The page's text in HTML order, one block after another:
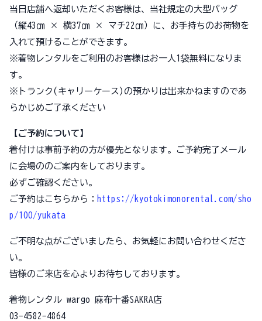
当日店舗へ返却いただくお客様は、当社規定の大型バッグ
（縦43㎝ × 横37㎝ × マチ22㎝）に、お手持ちのお荷物を
入れて預けることができます。
※着物レンタルをご利用のお客様はお一人1袋無料になりま
す。
※トランク(キャリーケース)の預かりは出来かねますのであ
らかじめご了承ください
【ご予約について】
着付けは事前予約の方が優先となります。ご予約完了メール
に会場ののご案内をしております。
必ずご確認ください。
ご予約はこちらから： https://kyotokimonorental.com/sho
p/100/yukata
ご不明な点がございましたら、お気軽にお問い合わせくださ
い。
皆様のご来店を心よりお待ちしております。
着物レンタル wargo 麻布十番SAKRA店
03-4582-4864